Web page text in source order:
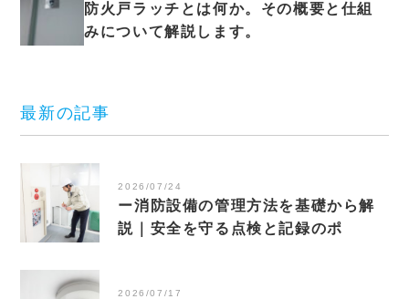
防火戸ラッチとは何か。その概要と仕組
みについて解説します。
最新の記事
2026/07/24
ー消防設備の管理方法を基礎から解
説｜安全を守る点検と記録のポ
2026/07/17